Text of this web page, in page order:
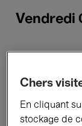
Vendredi
Chers
En cliquant
stockage de